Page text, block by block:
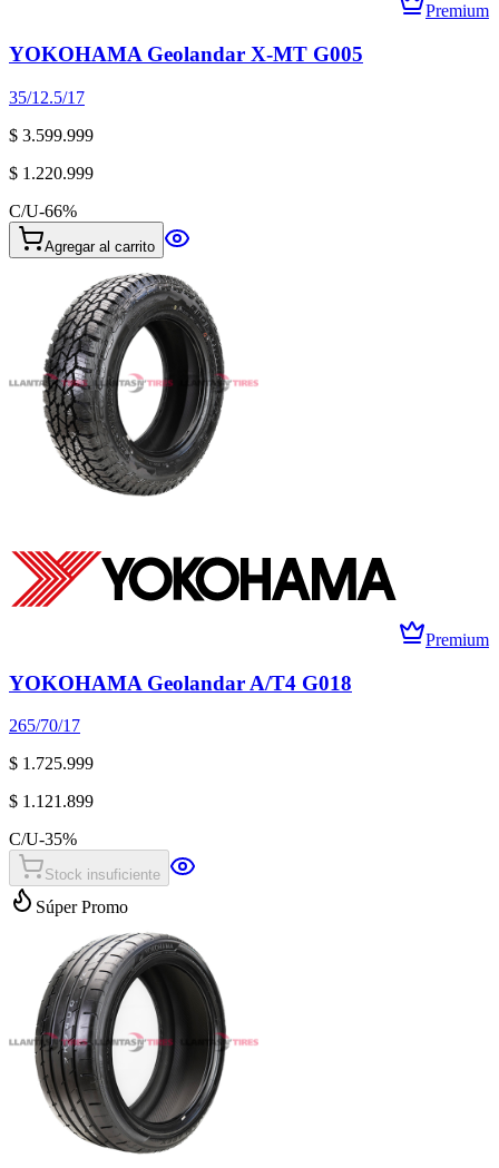
Premium
YOKOHAMA Geolandar X-MT G005
35/12.5/17
$ 3.599.999
$ 1.220.999
C/U-66%
Agregar al carrito
Premium
YOKOHAMA Geolandar A/T4 G018
265/70/17
$ 1.725.999
$ 1.121.899
C/U-35%
Stock insuficiente
Súper Promo